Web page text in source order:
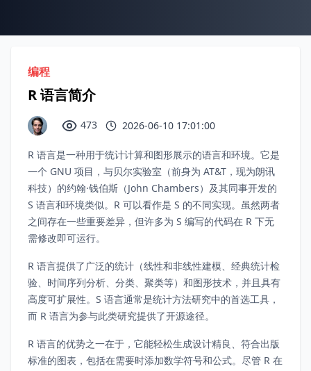
编程
R 语言简介
473 2026-06-10 17:01:00
R 语言是一种用于统计计算和图形展示的语言和环境。它是
一个 GNU 项目，与贝尔实验室（前身为 AT&T，现为朗讯
科技）的约翰·钱伯斯（John Chambers）及其同事开发的
S 语言和环境类似。R 可以看作是 S 的不同实现。虽然两者
之间存在一些重要差异，但许多为 S 编写的代码在 R 下无
需修改即可运行。
R 语言提供了广泛的统计（线性和非线性建模、经典统计检
验、时间序列分析、分类、聚类等）和图形技术，并且具有
高度可扩展性。S 语言通常是统计方法研究中的首选工具，
而 R 语言为参与此类研究提供了开源途径。
R 语言的优势之一在于，它能轻松生成设计精良、符合出版
标准的图表，包括在需要时添加数学符号和公式。尽管 R 在